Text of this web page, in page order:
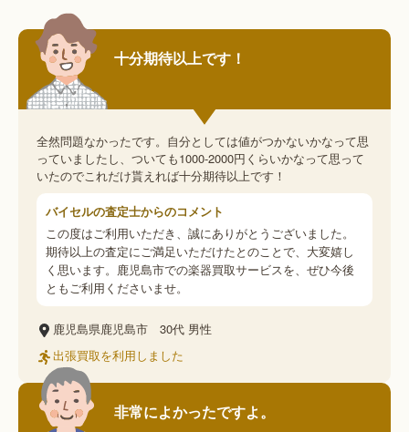
十分期待以上です！
全然問題なかったです。自分としては値がつかないかなって思
っていましたし、ついても1000-2000円くらいかなって思って
いたのでこれだけ貰えれば十分期待以上です！
バイセルの査定士からのコメント
この度はご利用いただき、誠にありがとうございました。
期待以上の査定にご満足いただけたとのことで、大変嬉し
く思います。鹿児島市での楽器買取サービスを、ぜひ今後
ともご利用くださいませ。
鹿児島県鹿児島市 30代 男性
出張買取を利用しました
非常によかったですよ。